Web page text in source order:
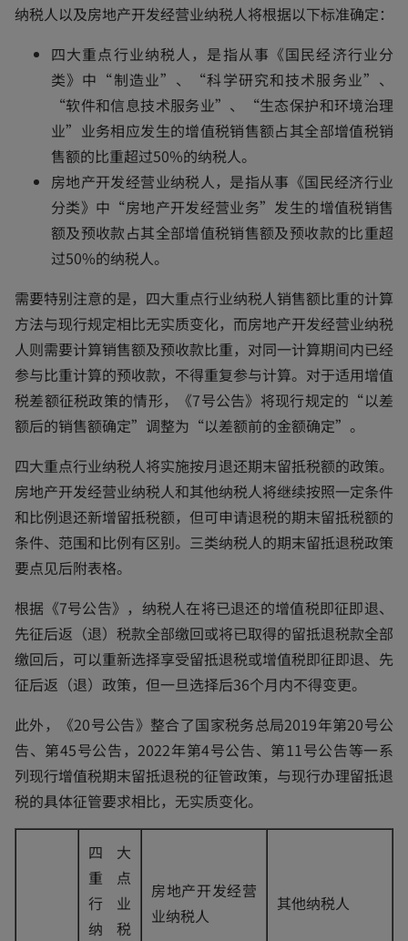
纳税人以及房地产开发经营业纳税人将根据以下标准确定：
四大重点行业纳税人，是指从事《国民经济行业分
类》中“制造业”、“科学研究和技术服务业”、
“软件和信息技术服务业”、“生态保护和环境治理
业”业务相应发生的增值税销售额占其全部增值税销
售额的比重超过50%的纳税人。
房地产开发经营业纳税人，是指从事《国民经济行业
分类》中“房地产开发经营业务”发生的增值税销售
额及预收款占其全部增值税销售额及预收款的比重超
过50%的纳税人。
需要特别注意的是，四大重点行业纳税人销售额比重的计算
方法与现行规定相比无实质变化，而房地产开发经营业纳税
人则需要计算销售额及预收款比重，对同一计算期间内已经
参与比重计算的预收款，不得重复参与计算。对于适用增值
税差额征税政策的情形，《7号公告》将现行规定的“以差
额后的销售额确定”调整为“以差额前的金额确定”。
四大重点行业纳税人将实施按月退还期末留抵税额的政策。
房地产开发经营业纳税人和其他纳税人将继续按照一定条件
和比例退还新增留抵税额，但可申请退税的期末留抵税额的
条件、范围和比例有区别。三类纳税人的期末留抵退税政策
要点见后附表格。
根据《7号公告》，纳税人在将已退还的增值税即征即退、
先征后返（退）税款全部缴回或将已取得的留抵退税款全部
缴回后，可以重新选择享受留抵退税或增值税即征即退、先
征后返（退）政策，但一旦选择后36个月内不得变更。
此外，《20号公告》整合了国家税务总局2019年第20号公
告、第45号公告，2022年第4号公告、第11号公告等一系
列现行增值税期末留抵退税的征管政策，与现行办理留抵退
税的具体征管要求相比，无实质变化。
四大
重点
行业
纳税
房地产开发经营
业纳税人
其他纳税人